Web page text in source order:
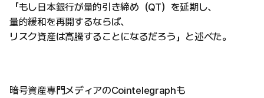
「もし日本銀行が量的引き締め（QT）を延期し、
量的緩和を再開するならば、
リスク資産は高騰することになるだろう」と述べた。
暗号資産専門メディアのCointelegraphも